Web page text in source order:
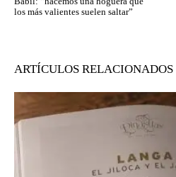
los más valientes suelen saltar”
ARTÍCULOS RELACIONADOS